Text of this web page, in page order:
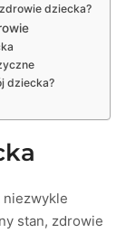
dziecka?
dziecka?
stan, zdrowie